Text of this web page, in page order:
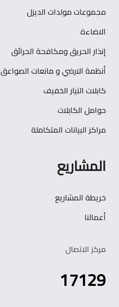
مجموعات مولدات الديزل
الاضاءة
إنذار الحريق ومكافحة الحرائق
أنظمة الارضي و مانعات الصواعق
كابلات التيار الخفيف
حوامل الكابلات
مراكز البيانات المتكاملة
المشاريع
خريطة المشاريع
أعمالنا
مركز الاتصال
17129